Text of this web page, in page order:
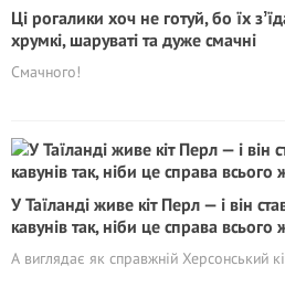
Ці рогалики хоч не готуй, бо їх
хрумкі, шаруваті та дуже смачні
Смачного!
У Таїланді живе кіт Перл — і він
кавунів так, ніби це справа всього
А виглядає як справжній Херсонський